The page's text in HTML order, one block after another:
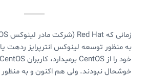
خوشحال نبودند. ولی هم اکنون و به